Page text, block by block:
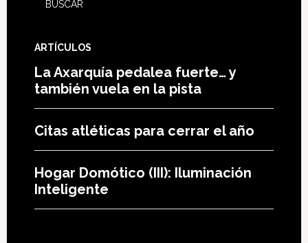
ARTÍCULOS
La Axarquía pedalea fuerte… y
también vuela en la pista
Citas atléticas para cerrar el año
Hogar Domótico (III): Iluminación
Inteligente